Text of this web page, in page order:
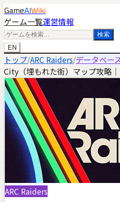
GameAI Wiki
ゲーム一覧運営情報
検索
EN
トップ/ARC Raiders/データベー
City（埋もれた街）マップ攻略
ARC Raiders